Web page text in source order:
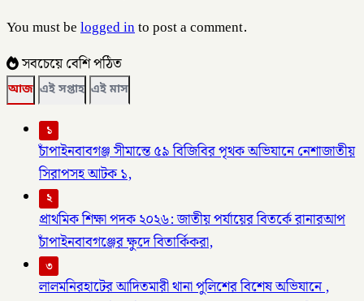
You must belogged into post a comment.
সবচেয়ে বেশি পঠিত
আজ এই সপ্তাহ এই মাস
১
চাঁপাইনবাবগঞ্জ সীমান্তে ৫৯ বিজিবির পৃথক অভিযানে নেশাজাতীয়
সিরাপসহ আটক ১,
২
প্রাথমিক শিক্ষা পদক ২০২৬: জাতীয় পর্যায়ের বিতর্কে রানারআপ
চাঁপাইনবাবগঞ্জের ক্ষুদে বিতার্কিকরা,
৩
লালমনিরহাটের আদিতমারী থানা পুলিশের বিশেষ অভিযানে ,